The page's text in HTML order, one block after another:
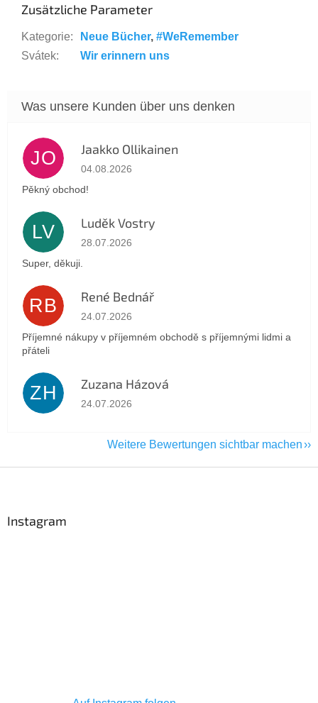
Zusätzliche Parameter
Kategorie: Neue Bücher, #WeRemember
Svátek: Wir erinnern uns
JO Jaakko Ollikainen
Die Shop-Bewertung beträgt 5 von 5 Sternen.
04.08.2026
Pěkný obchod!
LV Luděk Vostry
Die Shop-Bewertung beträgt 5 von 5 Sternen.
28.07.2026
Super, děkuji.
RB René Bednář
Die Shop-Bewertung beträgt 5 von 5 Sternen.
24.07.2026
Příjemné nákupy v příjemném obchodě s příjemnými lidmi a
přáteli
ZH Zuzana Házová
Die Shop-Bewertung beträgt 5 von 5 Sternen.
24.07.2026
Weitere Bewertungen sichtbar machen
Instagram